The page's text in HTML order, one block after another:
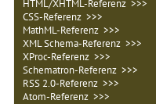
HTML/XHTML-Referenz >>>
CSS-Referenz >>>
MathML-Referenz >>>
XML Schema-Referenz >>>
XProc-Referenz >>>
Schematron-Referenz >>>
RSS 2.0-Referenz >>>
Atom-Referenz >>>